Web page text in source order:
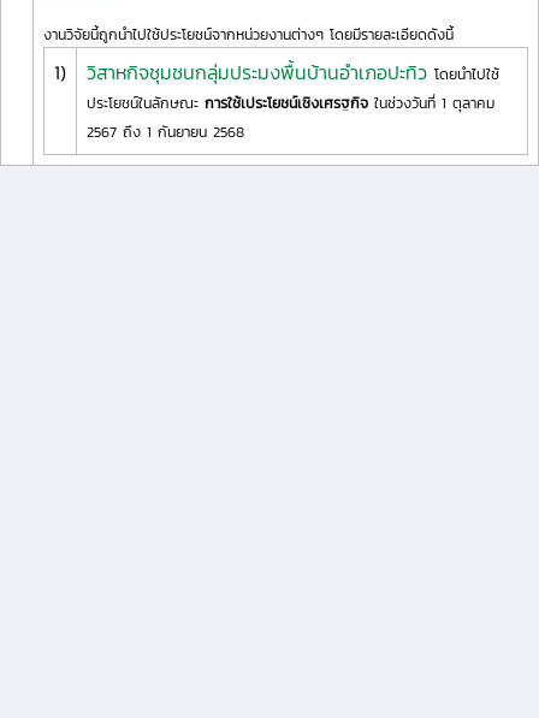
งานวิจัยนี้ถูกนำไปใช้ประโยชน์จากหน่วยงานต่างๆ โดยมีรายละเอียดดังนี้
1) วิสาหกิจชุมชนกลุ่มประมงพื้นบ้านอำเภอปะทิว โดยนำไปใช้
ประโยชน์ในลักษณะ การใช้เประโยชน์เชิงเศรฐกิจ ในช่วงวันที่ 1 ตุลาคม
2567 ถึง 1 กันยายน 2568